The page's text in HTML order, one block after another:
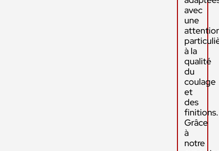
avec
une
à la
qualité
du
coulage
et
des
finitions.
Grâce
à
notre